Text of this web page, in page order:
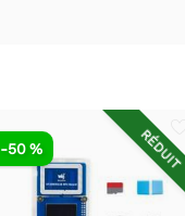
RÉDUIT
-50 %